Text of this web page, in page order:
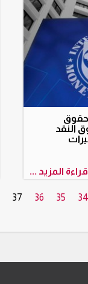
النقد
قراءة المزيد ...
34
35
36
37